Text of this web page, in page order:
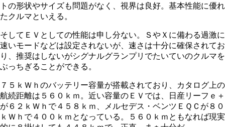
トの形状やサイズも問題がなく、視界は良好。基本性能に優れ
たクルマといえる。
そしてＥＶとしての性能は申し分ない。ＳやＸに備わる過激に
速いモードなどは設定されないが、速さは十分に確保されてお
り、推奨はしないがシグナルグランプリでたいていのクルマを
ぶっちぎることができる。
７５ｋＷｈのバッテリー容量が搭載されており、カタログ上の
航続距離は５６０ｋｍ。近い容量のＥＶでは、日産リーフｅ＋
が６２ｋＷｈで４５８ｋｍ、メルセデス・ベンツＥＱＣが８０
ｋＷｈで４００ｋｍとなっている。５６０ｋｍともなれば現実